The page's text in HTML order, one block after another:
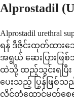
Alprostadil
Alprostadil
ရန် ဒီဇိုင်းထုတ်ထားသ
အရွယ် ဆေးပြားဖြစ်
ထဲသို့ ထည့်သွင်းရပြီ
ပေးသည့် ပြွန်ဖြစ်သ
လိင်တံထောင်မတ်စ